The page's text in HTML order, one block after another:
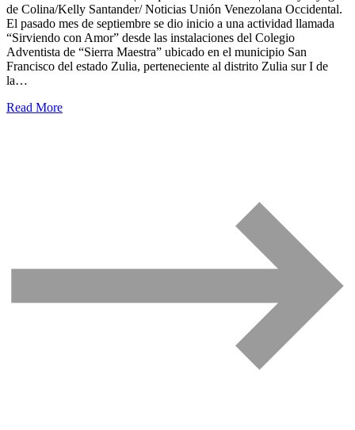
de Colina/Kelly Santander/ Noticias Unión Venezolana Occidental.
El pasado mes de septiembre se dio inicio a una actividad llamada
“Sirviendo con Amor” desde las instalaciones del Colegio
Adventista de “Sierra Maestra” ubicado en el municipio San
Francisco del estado Zulia, perteneciente al distrito Zulia sur I de
la…
Read More